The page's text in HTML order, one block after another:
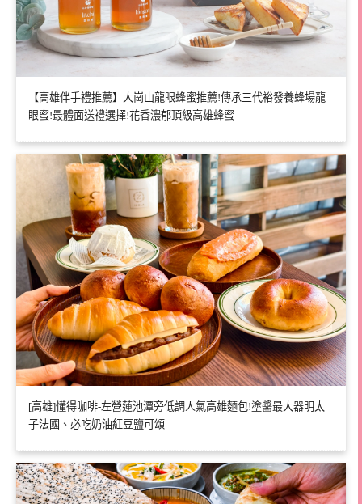
【高雄伴手禮推薦】大崗山龍眼蜂蜜推薦!傳承三代裕發養蜂場龍
眼蜜!最體面送禮選擇!花香濃郁頂級高雄蜂蜜
[高雄]懂得咖啡-左營蓮池潭旁低調人氣高雄麵包!塗醬最大器明太
子法國、必吃奶油紅豆鹽可頌